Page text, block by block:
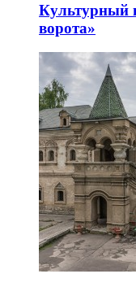
Культурный
ворота»